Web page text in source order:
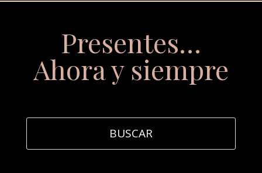
Presentes…
Ahora y siempre